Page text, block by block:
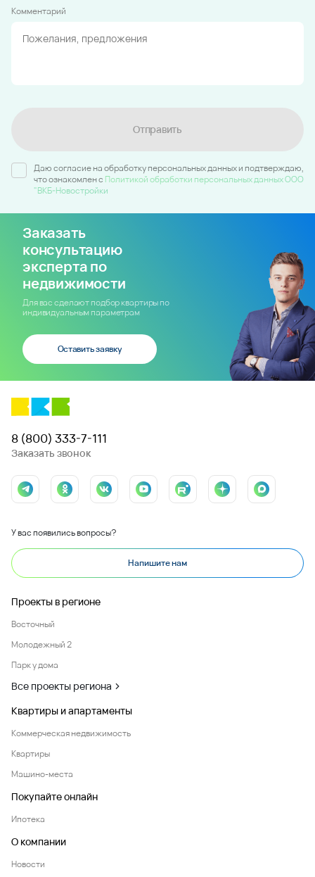
Комментарий
Отправить
Даю согласие на обработку персональных данных и подтверждаю,
что ознакомлен c Политикой обработки персональных данных ООО
"ВКБ-Новостройки
Заказать
консультацию
эксперта по
недвижимости
Для вас сделают подбор квартиры по
индивидуальным параметрам
Оставить заявку
8 (800) 333-7-111
Заказать звонок
У вас появились вопросы?
Напишите нам
Проекты в регионе
Восточный
Молодежный 2
Парк у дома
Все проекты региона
Квартиры и апартаменты
Коммерческая недвижимость
Квартиры
Машино-места
Покупайте онлайн
Ипотека
О компании
Новости